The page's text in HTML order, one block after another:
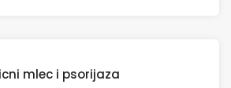
mlec i psorijaza